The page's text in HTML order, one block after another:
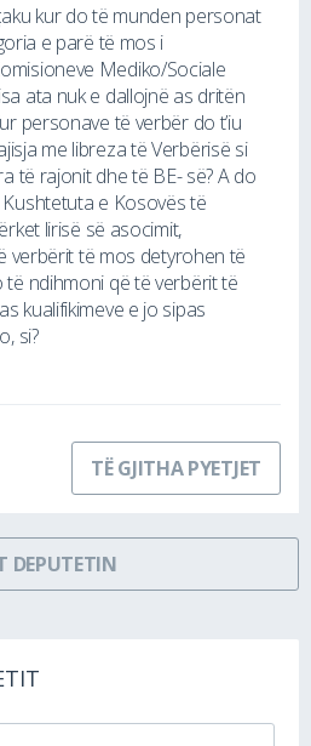
kur do të munden personat
e parë të mos i
Mediko/Sociale
ata nuk e dallojnë as dritën
personave të verbër do t’iu
me libreza të Verbërisë si
të rajonit dhe të BE- së? A do
e Kosovës të
lirisë së asocimit,
verbërit të mos detyrohen të
të ndihmoni që të verbërit të
kualifikimeve e jo sipas
si?
TË GJITHA PYETJET
DEPUTETIN